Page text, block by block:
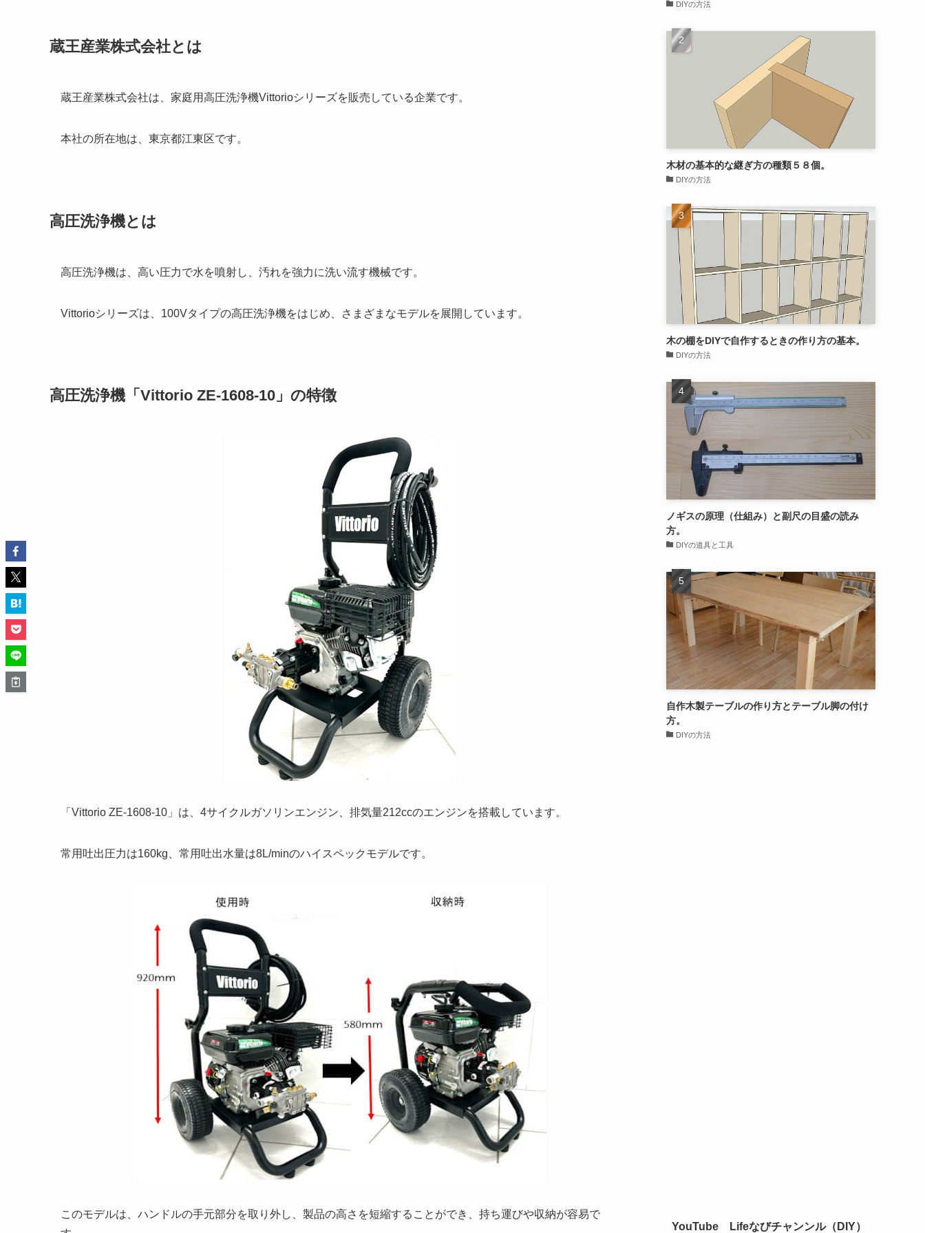
蔵王産業株式会社とは
蔵王産業株式会社は、家庭用高圧洗浄機Vittorioシリーズを販売している企業です。
本社の所在地は、東京都江東区です。
高圧洗浄機とは
高圧洗浄機は、高い圧力で水を噴射し、汚れを強力に洗い流す機械です。
Vittorioシリーズは、100Vタイプの高圧洗浄機をはじめ、さまざまなモデルを展開しています。
高圧洗浄機「Vittorio ZE-1608-10」の特徴
「Vittorio ZE-1608-10」は、4サイクルガソリンエンジン、排気量212ccのエンジンを搭載しています。
常用吐出圧力は160kg、常用吐出水量は8L/minのハイスペックモデルです。
このモデルは、ハンドルの手元部分を取り外し、製品の高さを短縮することができ、持ち運びや収納が容易で
DIYの方法
木材の基本的な継ぎ方の種類５８個。
DIYの方法
木の棚をDIYで自作するときの作り方の基本。
DIYの方法
ノギスの原理（仕組み）と副尺の目盛の読み
方。
DIYの道具と工具
自作木製テーブルの作り方とテーブル脚の付け
方。
DIYの方法
YouTube Lifeなびチャンンル（DIY）